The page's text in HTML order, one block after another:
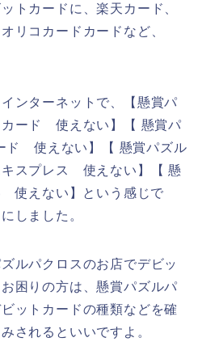
トカードに、楽天カード、
リコカードカードなど、
ンターネットで、【懸賞パ
ード 使えない】【 懸賞パ
ド 使えない】【 懸賞パズル
スプレス 使えない】【 懸
えない】という感じで
しました。
ルパクロスのお店でデビッ
困りの方は、懸賞パズルパ
ットカードの種類などを確
されるといいですよ。